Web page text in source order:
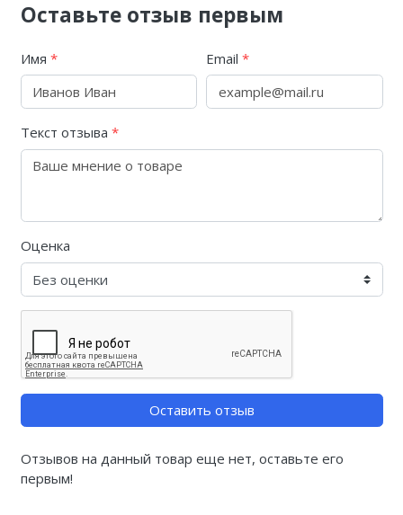
Отзывов на данный товар еще нет, оставьте его
первым!
Оставьте отзыв первым
Имя * Email *
Текст отзыва *
Оценка
Оставить отзыв